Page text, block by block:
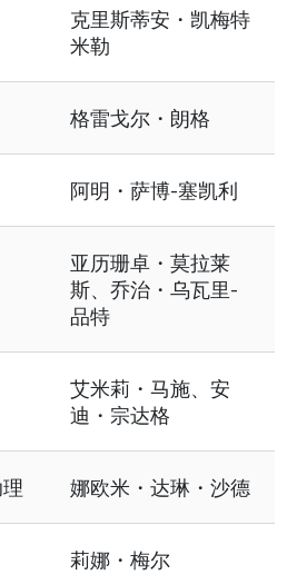
克里斯蒂安・凯梅特
米勒
格雷戈尔・朗格
阿明・萨博-塞凯利
亚历珊卓・莫拉莱
斯、乔治・乌瓦里-
品特
艾米莉・马施、安
迪・宗达格
娜欧米・达琳・沙德
莉娜・梅尔